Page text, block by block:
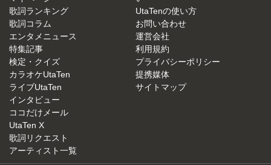
歌詞ランキング
歌詞コラム
エンタメニュース
特集記事
検定・クイズ
カラオケUtaTen
ライブUtaTen
インタビュー
ココだけメール
UtaTen X
歌詞リクエスト
アーティスト一覧
UtaTenの使い方
お問い合わせ
運営会社
利用規約
プライバシーポリシー
提携媒体
サイトマップ